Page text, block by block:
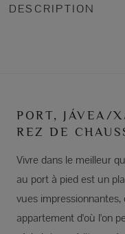
DESCRIPTION
PORT, JÁVEA/
REZ DE
Vivre dans le meilleur
au port à pied est un
vues
appartement d'où l'on